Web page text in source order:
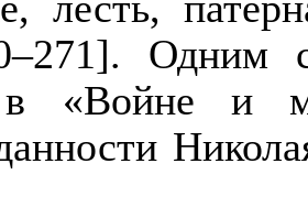
–271]. Одним
в «Войне и